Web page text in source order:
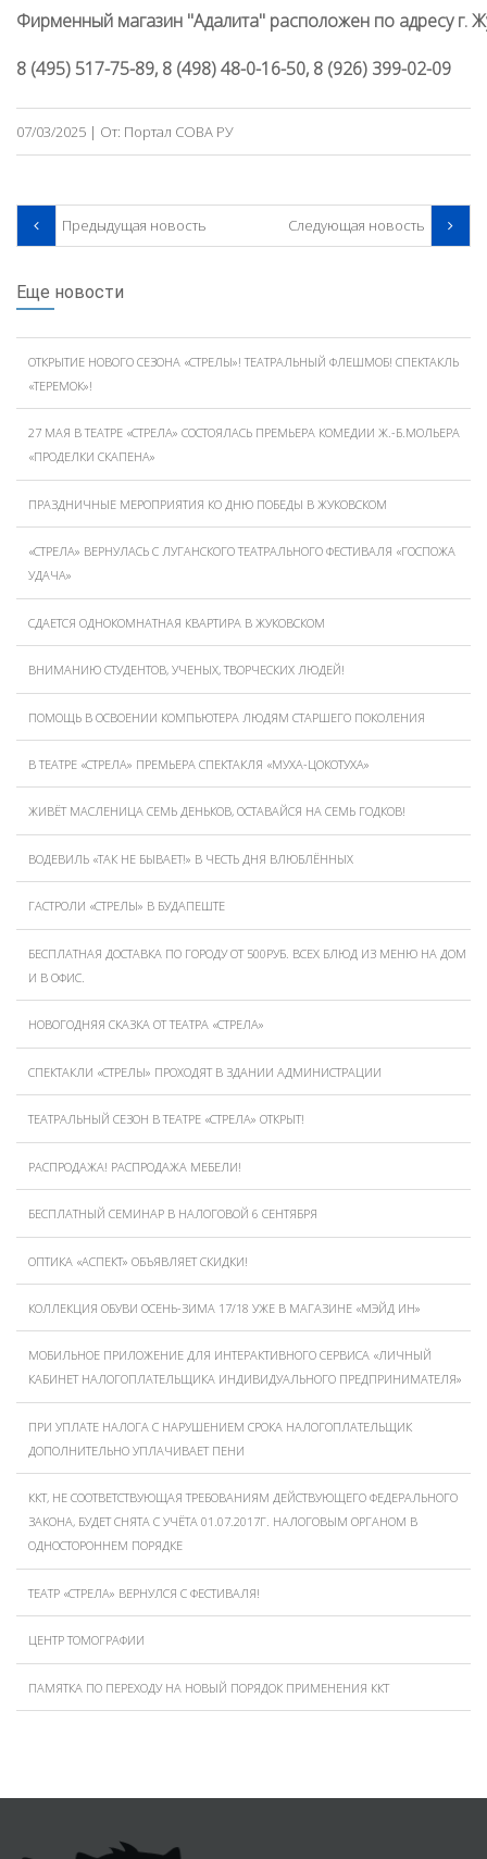
Фирменный магазин "Адалита" расположен по адресу г.
8 (495) 517-75-89, 8 (498) 48-0-16-50, 8 (926) 399-02-09
07/03/2025 | От: Портал СОВА РУ
Предыдущая новость Следующая новость
Еще новости
ОТКРЫТИЕ НОВОГО СЕЗОНА «СТРЕЛЫ»! ТЕАТРАЛЬНЫЙ ФЛЕШМОБ! СПЕКТАКЛЬ
«ТЕРЕМОК»!
27 МАЯ В ТЕАТРЕ «СТРЕЛА» СОСТОЯЛАСЬ ПРЕМЬЕРА КОМЕДИИ Ж.-Б.МОЛЬЕРА
«ПРОДЕЛКИ СКАПЕНА»
ПРАЗДНИЧНЫЕ МЕРОПРИЯТИЯ КО ДНЮ ПОБЕДЫ В ЖУКОВСКОМ
«СТРЕЛА» ВЕРНУЛАСЬ С ЛУГАНСКОГО ТЕАТРАЛЬНОГО ФЕСТИВАЛЯ «ГОСПОЖА
УДАЧА»
СДАЕТСЯ ОДНОКОМНАТНАЯ КВАРТИРА В ЖУКОВСКОМ
ВНИМАНИЮ СТУДЕНТОВ, УЧЕНЫХ, ТВОРЧЕСКИХ ЛЮДЕЙ!
ПОМОЩЬ В ОСВОЕНИИ КОМПЬЮТЕРА ЛЮДЯМ СТАРШЕГО ПОКОЛЕНИЯ
В ТЕАТРЕ «СТРЕЛА» ПРЕМЬЕРА СПЕКТАКЛЯ «МУХА-ЦОКОТУХА»
ЖИВЁТ МАСЛЕНИЦА СЕМЬ ДЕНЬКОВ, ОСТАВАЙСЯ НА СЕМЬ ГОДКОВ!
ВОДЕВИЛЬ «ТАК НЕ БЫВАЕТ!» В ЧЕСТЬ ДНЯ ВЛЮБЛЁННЫХ
ГАСТРОЛИ «СТРЕЛЫ» В БУДАПЕШТЕ
БЕСПЛАТНАЯ ДОСТАВКА ПО ГОРОДУ ОТ 500РУБ. ВСЕХ БЛЮД ИЗ МЕНЮ НА ДОМ
И В ОФИС.
НОВОГОДНЯЯ СКАЗКА ОТ ТЕАТРА «СТРЕЛА»
СПЕКТАКЛИ «СТРЕЛЫ» ПРОХОДЯТ В ЗДАНИИ АДМИНИСТРАЦИИ
ТЕАТРАЛЬНЫЙ СЕЗОН В ТЕАТРЕ «СТРЕЛА» ОТКРЫТ!
РАСПРОДАЖА! РАСПРОДАЖА МЕБЕЛИ!
БЕСПЛАТНЫЙ СЕМИНАР В НАЛОГОВОЙ 6 СЕНТЯБРЯ
ОПТИКА «АСПЕКТ» ОБЪЯВЛЯЕТ СКИДКИ!
КОЛЛЕКЦИЯ ОБУВИ ОСЕНЬ-ЗИМА 17/18 УЖЕ В МАГАЗИНЕ «МЭЙД ИН»
МОБИЛЬНОЕ ПРИЛОЖЕНИЕ ДЛЯ ИНТЕРАКТИВНОГО СЕРВИСА «ЛИЧНЫЙ
КАБИНЕТ НАЛОГОПЛАТЕЛЬЩИКА ИНДИВИДУАЛЬНОГО ПРЕДПРИНИМАТЕЛЯ»
ПРИ УПЛАТЕ НАЛОГА С НАРУШЕНИЕМ СРОКА НАЛОГОПЛАТЕЛЬЩИК
ДОПОЛНИТЕЛЬНО УПЛАЧИВАЕТ ПЕНИ
ККТ, НЕ СООТВЕТСТВУЮЩАЯ ТРЕБОВАНИЯМ ДЕЙСТВУЮЩЕГО ФЕДЕРАЛЬНОГО
ЗАКОНА, БУДЕТ СНЯТА С УЧЁТА 01.07.2017Г. НАЛОГОВЫМ ОРГАНОМ В
ОДНОСТОРОННЕМ ПОРЯДКЕ
ТЕАТР «СТРЕЛА» ВЕРНУЛСЯ С ФЕСТИВАЛЯ!
ЦЕНТР ТОМОГРАФИИ
ПАМЯТКА ПО ПЕРЕХОДУ НА НОВЫЙ ПОРЯДОК ПРИМЕНЕНИЯ ККТ